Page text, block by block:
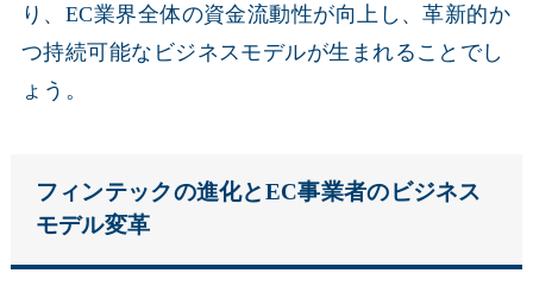
り、EC業界全体の資金流動性が向上し、革新的か
つ持続可能なビジネスモデルが生まれることでし
ょう。
フィンテックの進化とEC事業者のビジネス
モデル変革